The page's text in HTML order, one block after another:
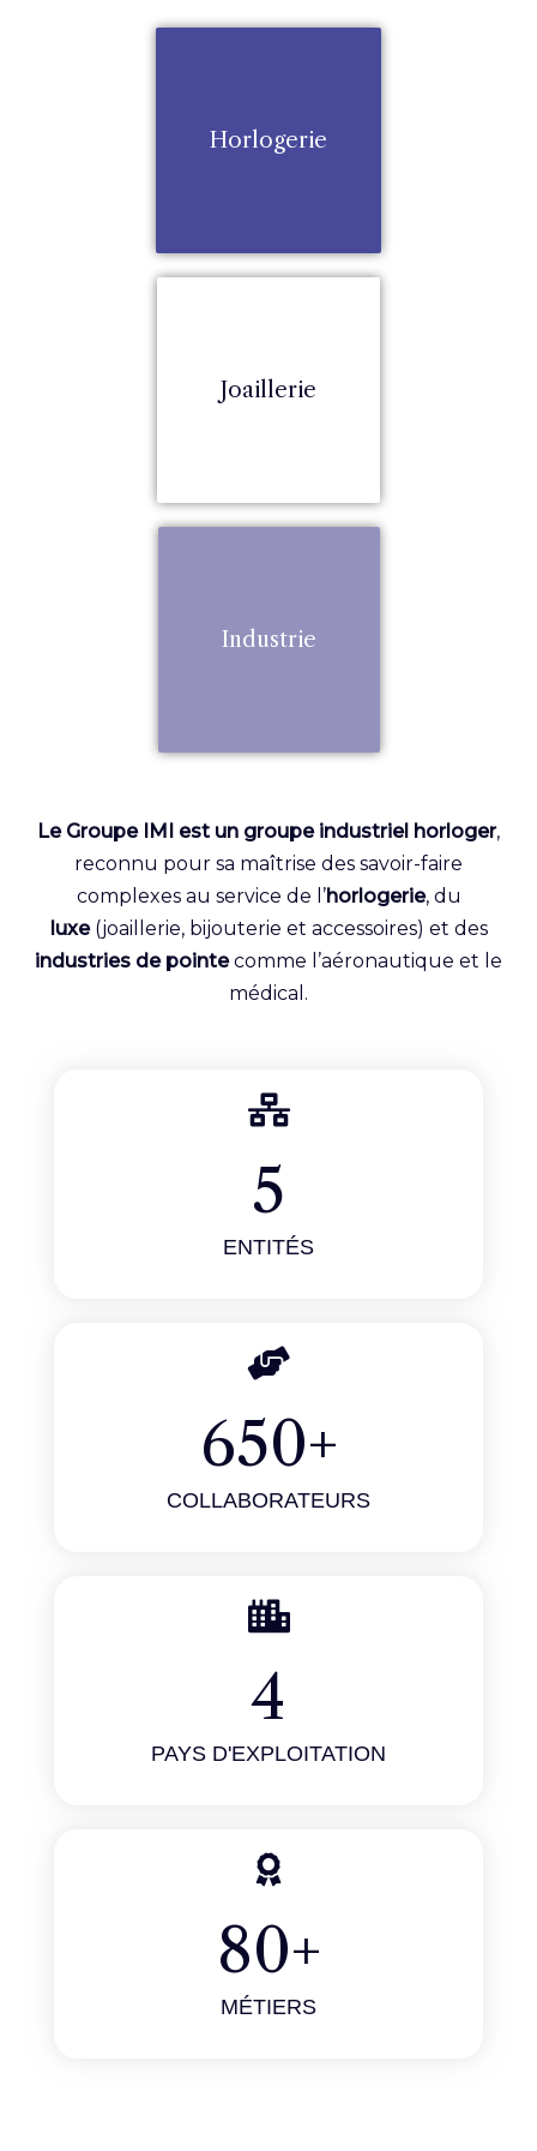
Horlogerie
Joaillerie
Industrie
Le Groupe IMI est un groupe industriel horloger,
reconnu pour sa maîtrise des savoir-faire
complexes au service de l’horlogerie, du
luxe(joaillerie, bijouterie et accessoires) et des
industries de pointe comme l’aéronautique et le
médical.
ENTITÉS
5
COLLABORATEURS
650+
PAYS D'EXPLOITATION
4
MÉTIERS
80+